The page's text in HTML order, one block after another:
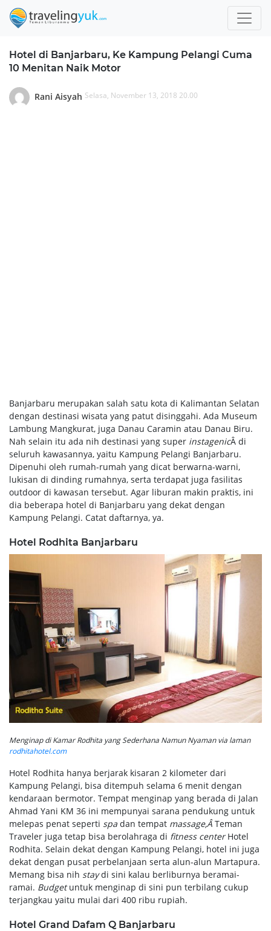
Hotel di Banjarbaru, Ke Kampung Pelangi Cuma
10 Menitan Naik Motor
Rani Aisyah Selasa, November 13, 2018 20.00
Banjarbaru merupakan salah satu kota di Kalimantan Selatan
dengan destinasi wisata yang patut disinggahi. Ada Museum
Lambung Mangkurat, juga Danau Caramin atau Danau Biru.
Nah selain itu ada nih destinasi yang super instagenicÂ di
seluruh kawasannya, yaitu Kampung Pelangi Banjarbaru.
Dipenuhi oleh rumah-rumah yang dicat berwarna-warni,
lukisan di dinding rumahnya, serta terdapat juga fasilitas
outdoor di kawasan tersebut. Agar liburan makin praktis, ini
dia beberapa hotel di Banjarbaru yang dekat dengan
Kampung Pelangi. Catat daftarnya, ya.
Hotel Rodhita Banjarbaru
Menginap di Kamar Rodhita yang Sederhana Namun Nyaman via laman
rodhitahotel.com
Hotel Rodhita hanya berjarak kisaran 2 kilometer dari
Kampung Pelangi, bisa ditempuh selama 6 menit dengan
kendaraan bermotor. Tempat menginap yang berada di Jalan
Ahmad Yani KM 36 ini mempunyai sarana pendukung untuk
melepas penat seperti spa dan tempat massage,Â Teman
Traveler juga tetap bisa berolahraga di fitness centerHotel
Rodhita. Selain dekat dengan Kampung Pelangi, hotel ini juga
dekat dengan pusat perbelanjaan serta alun-alun Martapura.
Memang bisa nih staydi sini kalau berliburnya beramai-
ramai. Budgetuntuk menginap di sini pun terbilang cukup
terjangkau yaitu mulai dari 400 ribu rupiah.
Hotel Grand Dafam Q Banjarbaru